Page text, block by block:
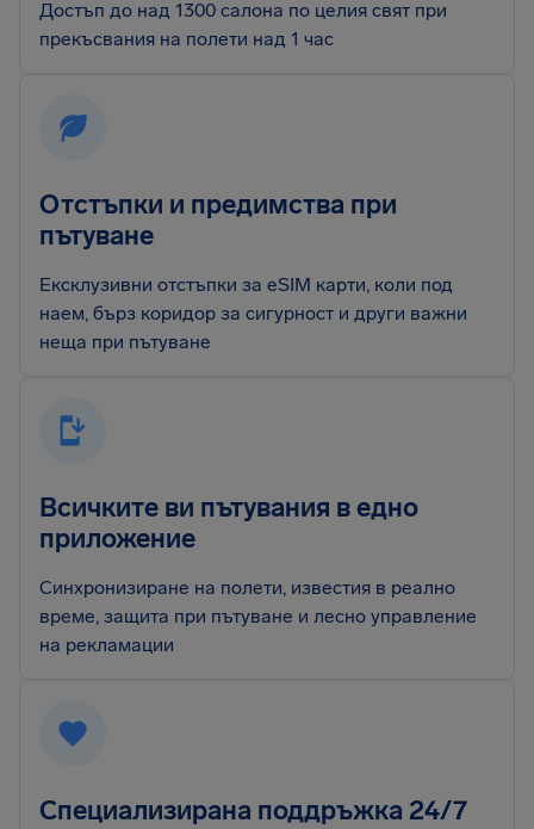
Достъп до над 1300 салона по целия свят при
прекъсвания на полети над 1 час
Отстъпки и предимства при
пътуване
Ексклузивни отстъпки за eSIM карти, коли под
наем, бърз коридор за сигурност и други важни
неща при пътуване
Всичките ви пътувания в едно
приложение
Синхронизиране на полети, известия в реално
време, защита при пътуване и лесно управление
на рекламации
Специализирана поддръжка 24/7